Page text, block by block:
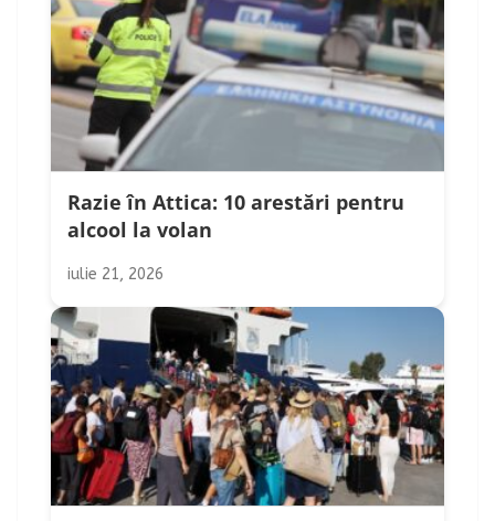
Razie în Attica: 10 arestări pentru
alcool la volan
iulie 21, 2026